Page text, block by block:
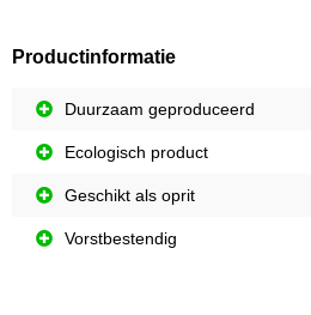
Productinformatie
Duurzaam geproduceerd
Ecologisch product
Geschikt als oprit
Vorstbestendig